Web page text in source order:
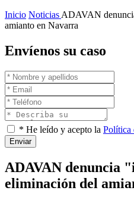
Inicio Noticias ADAVAN
amianto en Navarra
Envíenos su caso
* He leído y acepto la Política
Enviar
ADAVAN denuncia
eliminación del